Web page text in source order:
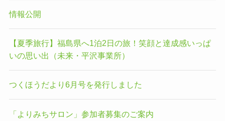
情報公開
【夏季旅行】福島県へ1泊2日の旅！笑顔と達成感いっぱ
いの思い出（未来・平沢事業所）
つくほうだより6月号を発行しました
「よりみちサロン」参加者募集のご案内